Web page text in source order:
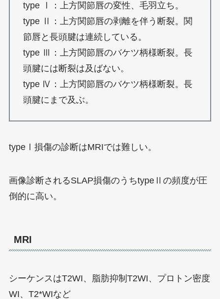
type Ⅰ：上方関節唇の変性、毛羽立ち。
type Ⅱ：上方関節唇の剥離を伴う断裂。関
節唇と長頭腱は連続している。
type Ⅲ：上方関節唇のバケツ柄様断裂。長
頭腱には断裂は及ばない。
type Ⅳ：上方関節唇のバケツ柄様断裂。長
頭腱にまで及ぶ。
typeⅠ損傷の診断はMRIでは難しい。
画像診断されるSLAP損傷のうちtypeⅡの頻度が圧
倒的に高い。
MRI
シーケンスはT2WI、脂肪抑制T2WI、プロトン密度
WI、T2*WIなど